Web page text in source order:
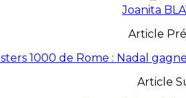
Joanita
Article
1000 de Rome : Nadal
Article